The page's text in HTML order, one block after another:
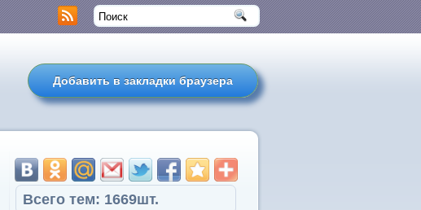
Добавить в закладки браузера
Всего тем: 1669шт.